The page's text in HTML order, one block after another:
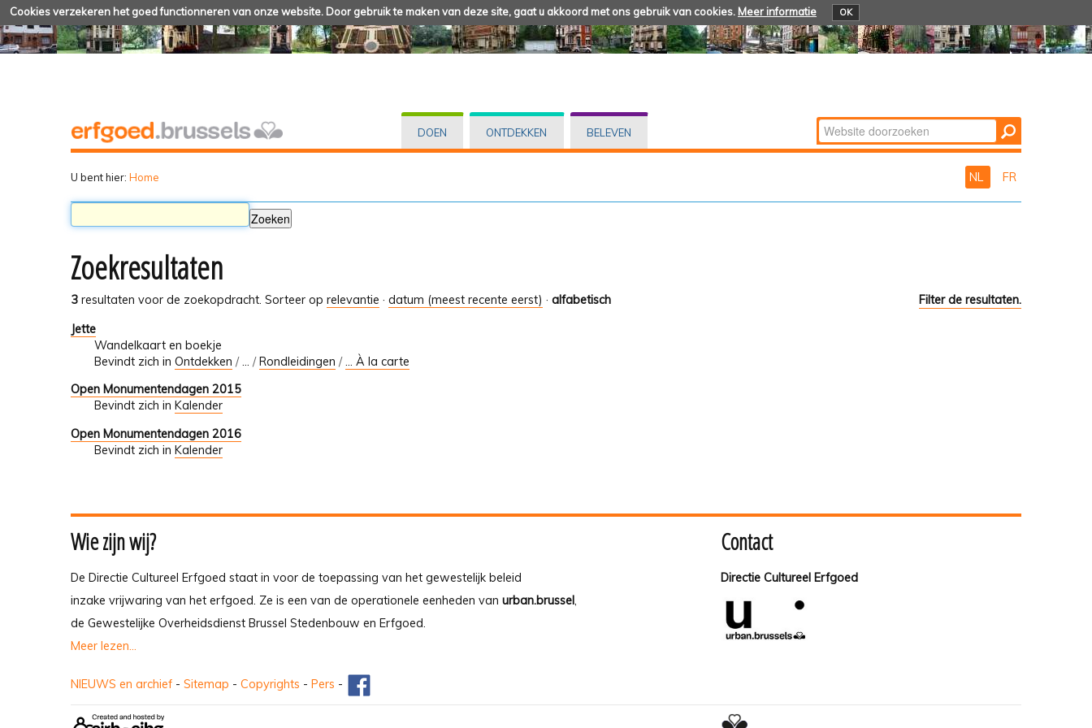
Cookies verzekeren het goed functionneren van onze website. Door gebruik te maken van deze site, gaat u akkoord met ons gebruik van cookies. Meer informatie OK
DOEN ONTDEKKEN BELEVEN Zoek
Geavanceerd
U bent hier: Home NL FR
Zoekresultaten
3 resultaten voor de zoekopdracht. Filter de resultaten.
Sorteer op relevantie · datum (meest recente eerst) · alfabetisch
Jette
Wandelkaart en boekje
Bevindt zich in Ontdekken /… /Rondleidingen /... À la carte
Open Monumentendagen 2015
Bevindt zich in Kalender
Open Monumentendagen 2016
Bevindt zich in Kalender
Wie zijn wij?
De Directie Cultureel Erfgoed staat in voor de toepassing van het gewestelijk beleid
inzake vrijwaring van het erfgoed. Ze is een van de operationele eenheden van urban.brussel,
de Gewestelijke Overheidsdienst Brussel Stedenbouw en Erfgoed.
Meer lezen...
Contact
Directie Cultureel Erfgoed
NIEUWS en archief - Sitemap - Copyrights - Pers -